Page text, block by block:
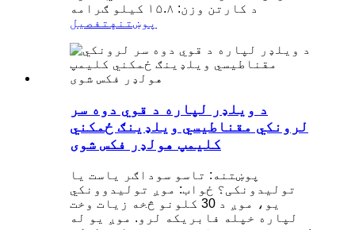
د کارتن وزن: ۱۵.۸ کیلو ګرامه
پوښتنه تفصیل
د ویلډر لپاره د قوي دوه سر
لرونکي مقناطیسي ویلډینګ ځمکني
کلیمپ هولډر فکس شوی
پوښتنه: تاسو سوداګر یاست یا
تولیدونکی؟ ځواب: موږ تولیدوونکي
یو، موږ د 30 کلونو څخه زیات وخت
لپاره خپله فابریکه لرو. موږ یو له